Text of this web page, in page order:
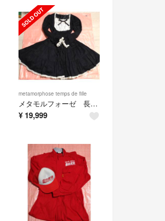
metamorphose temps de fille
メタモルフォーゼ 長袖ワンピース
¥ 19,999